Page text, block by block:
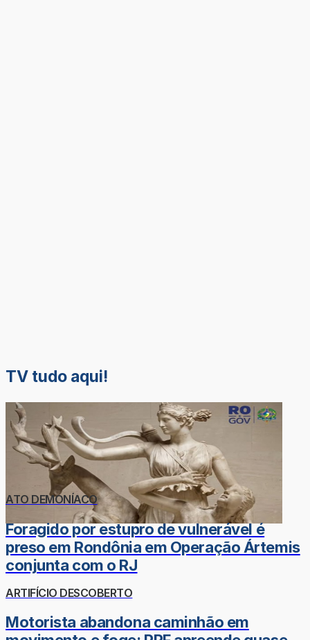
TV tudo aqui!
ATO DEMONÍACO
Foragido por estupro de vulnerável é
preso em Rondônia em Operação Ártemis
conjunta com o RJ
ARTIFÍCIO DESCOBERTO
Motorista abandona caminhão em